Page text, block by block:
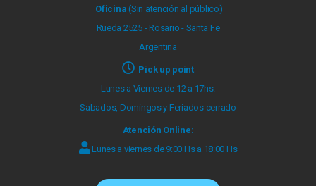
Oficina (Sin atención al público)
Rueda 2525 - Rosario - Santa Fe
Argentina
Pick up point
Lunes a Viernes de 12 a 17hs.
Sabados, Domingos y Feriados cerrado
Atención Online:
Lunes a viernes de 9:00 Hs a 18:00 Hs